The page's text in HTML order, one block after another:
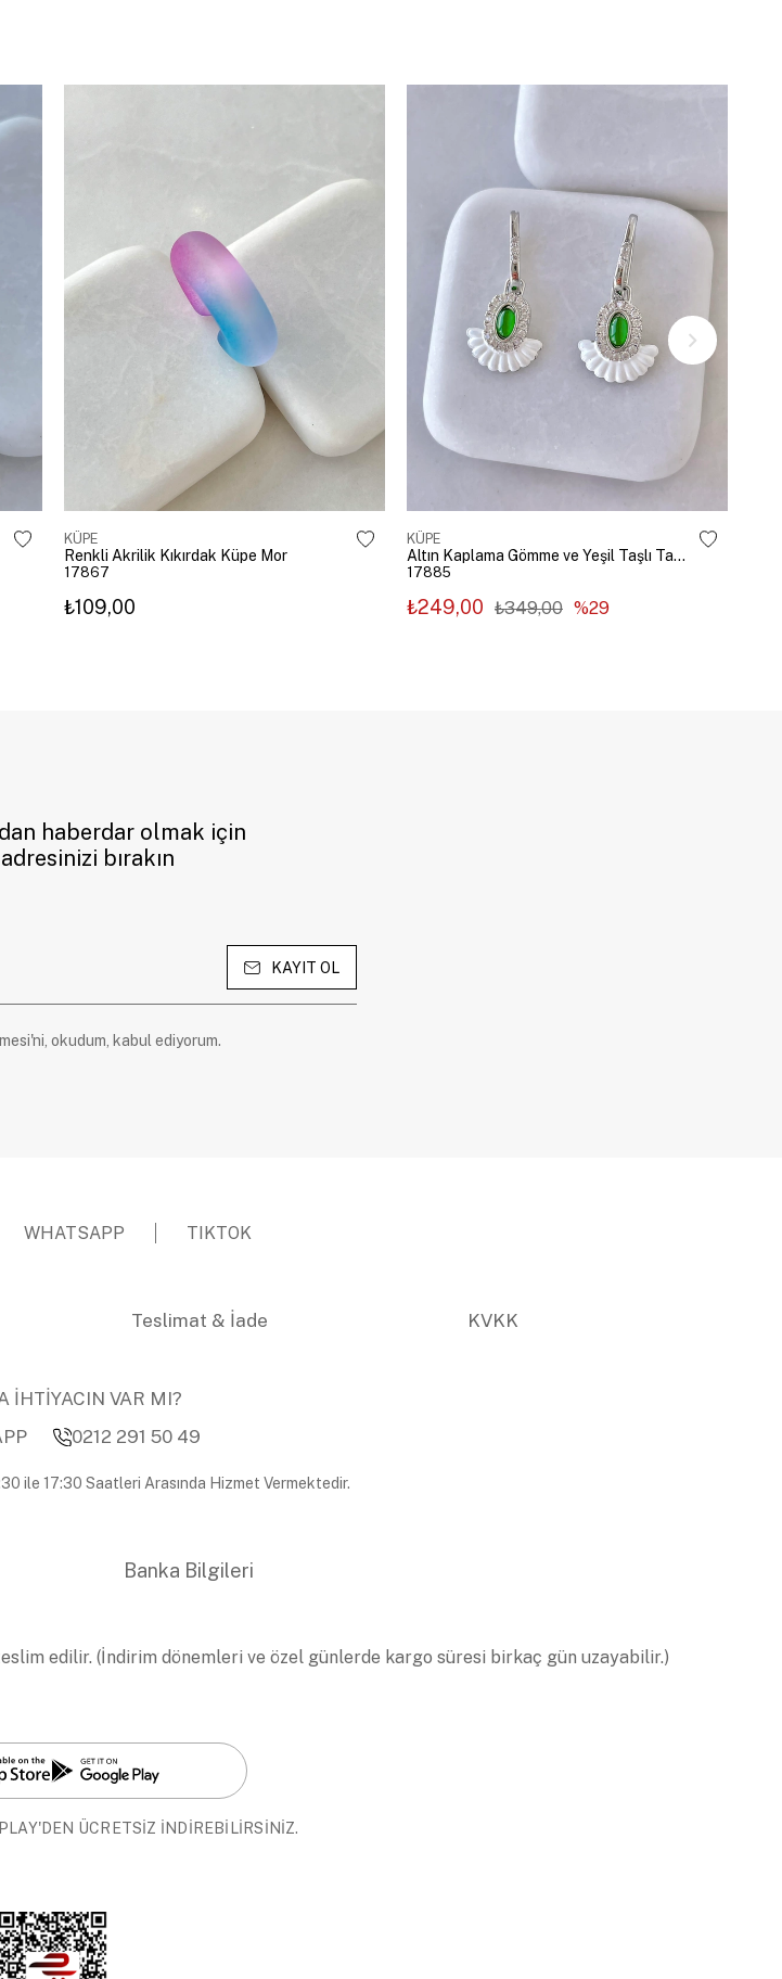
KÜPE
Renkli Akrilik Kıkırdak Küpe Mor
17867
₺109,00
KÜPE
Altın Kaplama Gömme ve Yeşil Taşlı Tasarım Küpe Gümüş
17885
₺249,00 ₺349,00 %29
haberdar olmak için
bırakın
KAYIT OL
okudum, kabul ediyorum.
WHATSAPP TIKTOK
Teslimat & İade KVKK
İHTİYACIN VAR MI?
0212 291 50 49
ile 17:30 Saatleri Arasında Hizmet Vermektedir.
Banka Bilgileri
edilir. (İndirim dönemleri ve özel günlerde kargo süresi birkaç gün uzayabilir.)
ÜCRETSİZ İNDİREBİLİRSİNİZ.